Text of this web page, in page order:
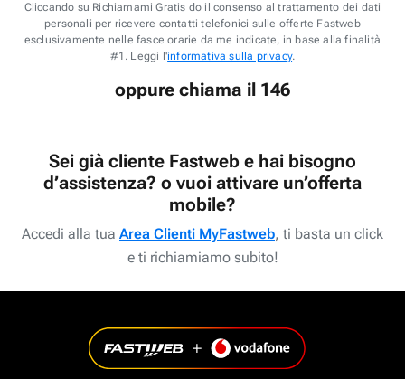
Cliccando su Richiamami Gratis do il consenso al trattamento dei dati
personali per ricevere contatti telefonici sulle offerte Fastweb
esclusivamente nelle fasce orarie da me indicate, in base alla finalità
#1. Leggi l'informativa sulla privacy.
oppure chiama il 146
Sei già cliente Fastweb e hai bisogno
d’assistenza? o vuoi attivare un’offerta
mobile?
Accedi alla tua Area Clienti MyFastweb, ti basta un click
e ti richiamiamo subito!